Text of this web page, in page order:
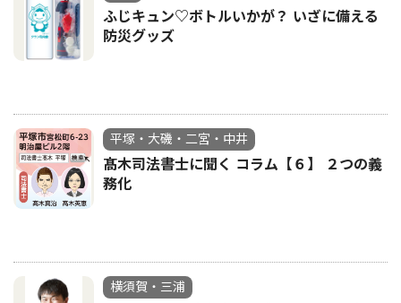
ふじキュン♡ボトルいかが？ いざに備える
防災グッズ
平塚・大磯・二宮・中井
髙木司法書士に聞く コラム【６】 ２つの義
務化
横須賀・三浦